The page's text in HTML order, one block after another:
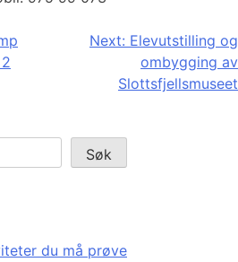
Next: Elevutstilling og
ombygging av
Slottsfjellsmuseet
Søk
du må prøve